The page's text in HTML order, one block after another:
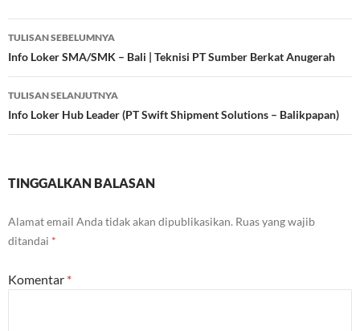
Navigasi
Tulisan
TULISAN SEBELUMNYA
Info Loker SMA/SMK – Bali | Teknisi PT Sumber Berkat Anugerah
TULISAN SELANJUTNYA
Info Loker Hub Leader (PT Swift Shipment Solutions – Balikpapan)
TINGGALKAN BALASAN
Alamat email Anda tidak akan dipublikasikan. Ruas yang wajib
ditandai *
Komentar *